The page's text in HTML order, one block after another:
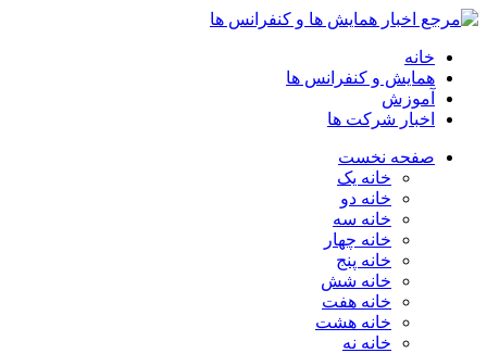
خانه
همایش و کنفرانس ها
آموزش
اخبار شرکت ها
صفحه نخست
خانه یک
خانه دو
خانه سه
خانه چهار
خانه پنج
خانه شش
خانه هفت
خانه هشت
خانه نه